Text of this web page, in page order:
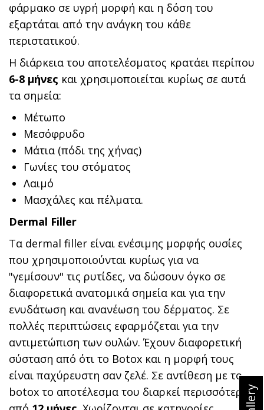
φάρμακο σε υγρή μορφή και η δόση του
εξαρτάται από την ανάγκη του κάθε
περιστατικού.
Η διάρκεια του αποτελέσματος κρατάει περίπου
6-8 μήνες και χρησιμοποιείται κυρίως σε αυτά
τα σημεία:
Μέτωπο
Μεσόφρυδο
Μάτια (πόδι της χήνας)
Γωνίες του στόματος
Λαιμό
Μασχάλες και πέλματα.
Dermal Filler
Τα dermal filler είναι ενέσιμης μορφής ουσίες
που χρησιμοποιούνται κυρίως για να
"γεμίσουν" τις ρυτίδες, να δώσουν όγκο σε
διαφορετικά ανατομικά σημεία και για την
ενυδάτωση και ανανέωση του δέρματος. Σε
πολλές περιπτώσεις εφαρμόζεται για την
αντιμετώπιση των ουλών. Έχουν διαφορετική
σύσταση από ότι το Botox και η μορφή τους
είναι παχύρευστη σαν ζελέ. Σε αντίθεση με το
botox το αποτέλεσμα του διαρκεί περισσότερο